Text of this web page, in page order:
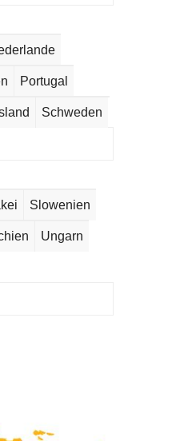
Portugal
Schweden
Slowenien
Ungarn